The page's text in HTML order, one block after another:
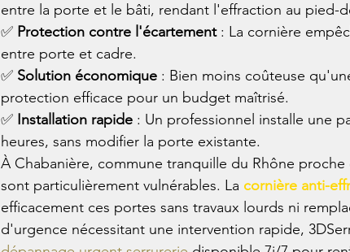
entre la porte et le bâti, rendant l'effraction au pied-
✅ Protection contre l'écartement : La cornière
entre porte et cadre.
✅ Solution économique : Bien moins coûteuse
protection efficace pour un budget maîtrisé.
✅ Installation rapide : Un professionnel installe une
heures, sans modifier la porte existante.
À Chabanière, commune tranquille du Rhône
sont particulièrement vulnérables. La cornière anti-
efficacement ces portes sans travaux lourds ni
d'urgence nécessitant une intervention rapide,